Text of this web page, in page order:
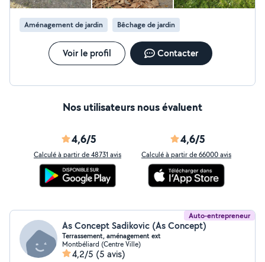
Aménagement de jardin Bêchage de jardin
Voir le profil Contacter
Nos utilisateurs nous évaluent
4,6/5
Calculé à partir de 48731 avis
4,6/5
Calculé à partir de 66000 avis
Auto-entrepreneur
As Concept Sadikovic (As Concept)
Terrassement, aménagement ext
Montbéliard (Centre Ville)
4,2/5 (5 avis)